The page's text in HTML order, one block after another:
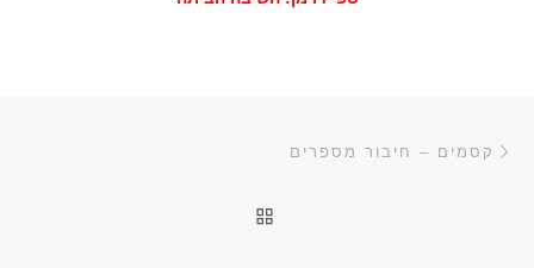
ניווט בפוסטים
קסמים – חיבור מספרים
חזרה לרשימת הפוסטים